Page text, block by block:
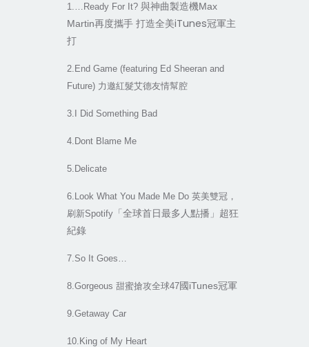
1.…Ready For It? 與神曲製造機Max
Martin再度攜手 打造全美iTunes冠軍主
打
2.End Game (featuring Ed Sheeran and
Future) 力邀紅髮艾德友情幫腔
3.I Did Something Bad
4.Dont Blame Me
5.Delicate
6.Look What You Made Me Do 英美雙冠，
刷新Spotify「全球首日最多人點播」超狂
紀錄
7.So It Goes…
8.Gorgeous 甜蜜搶攻全球47國iTunes冠軍
9.Getaway Car
10.King of My Heart